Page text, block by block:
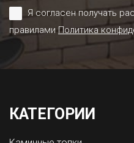
Я согласен получать
правиламиПолитика
КАТЕГОРИИ